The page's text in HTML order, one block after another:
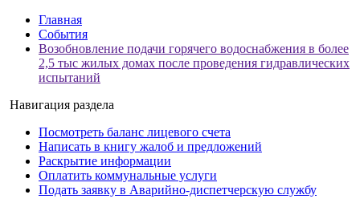
Главная
События
Возобновление подачи горячего водоснабжения в более
2,5 тыс жилых домах после проведения гидравлических
испытаний
Навигация раздела
Посмотреть баланс лицевого счета
Написать в книгу жалоб и предложений
Раскрытие информации
Оплатить коммунальные услуги
Подать заявку в Аварийно-диспетчерскую службу